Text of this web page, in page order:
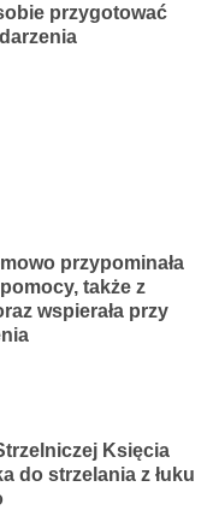
przygotować
przypominała
także z
wspierała przy
Księcia
do strzelania z łuku